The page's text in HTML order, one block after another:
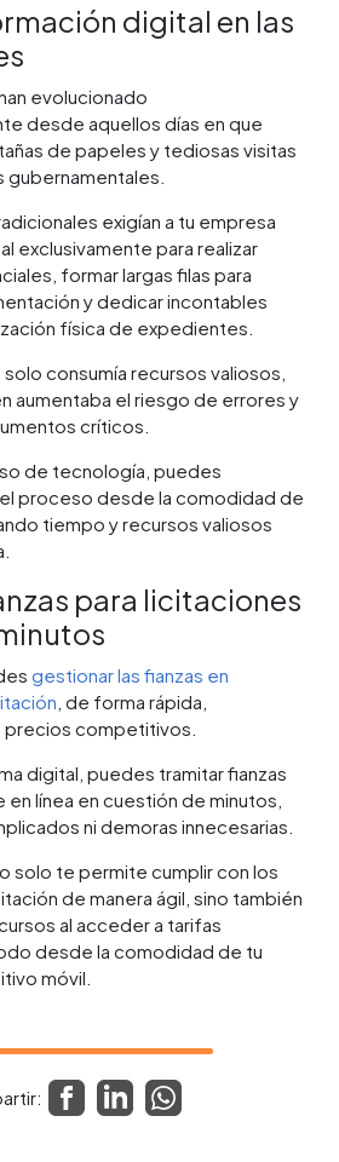
digital en las
evolucionado
desde aquellos días en que
de papeles y tediosas visitas
exigían a tu empresa
exclusivamente para realizar
formar largas filas para
y dedicar incontables
física de expedientes.
consumía recursos valiosos,
aumentaba el riesgo de errores y
críticos.
de tecnología, puedes
proceso desde la comodidad de
tiempo y recursos valiosos
para licitaciones
gestionar las fianzas en
, de forma rápida,
precios competitivos.
digital, puedes tramitar fianzas
línea en cuestión de minutos,
ni demoras innecesarias.
solo te permite cumplir con los
de manera ágil, sino también
al acceder a tarifas
desde la comodidad de tu
móvil.